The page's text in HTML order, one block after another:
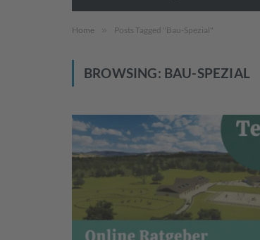
Home » Posts Tagged "Bau-Spezial"
BROWSING: BAU-SPEZIAL